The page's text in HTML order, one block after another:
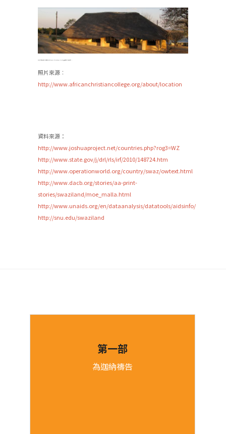
位於斯威士蘭的African Christian College建於1967年。
照片來源︰
http://www.africanchristiancollege.org/about/location
資料來源：
http://www.joshuaproject.net/countries.php?rog3=WZ
http://www.state.gov/j/drl/rls/irf/2010/148724.htm
http://www.operationworld.org/country/swaz/owtext.html
http://www.dacb.org/stories/aa-print-
stories/swaziland/moe_malla.html
http://www.unaids.org/en/dataanalysis/datatools/aidsinfo/
http://snu.edu/swaziland
第一部
為迦納禱告